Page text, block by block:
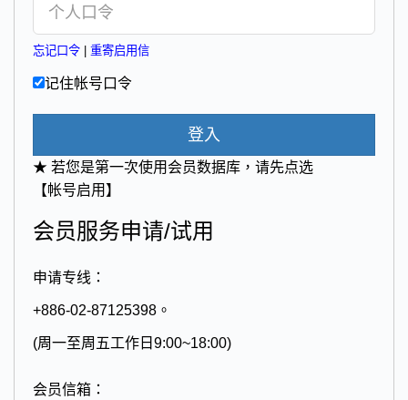
忘记口令 重寄启用信
记住帐号口令
登入
★ 若您是第一次使用会员数据库，请先点选
【帐号启用】
会员服务申请/试用
申请专线：
+886-02-87125398。
(周一至周五工作日9:00~18:00)
会员信箱：